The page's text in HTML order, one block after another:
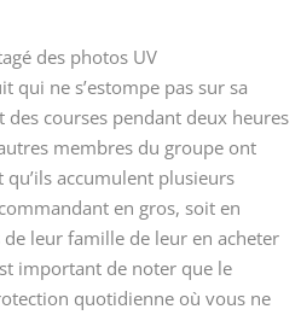
des photos UV
qui ne s’estompe pas sur sa
courses pendant deux heures
membres du groupe ont
accumulent plusieurs
en gros, soit en
leur famille de leur en acheter
important de noter que le
quotidienne où vous ne